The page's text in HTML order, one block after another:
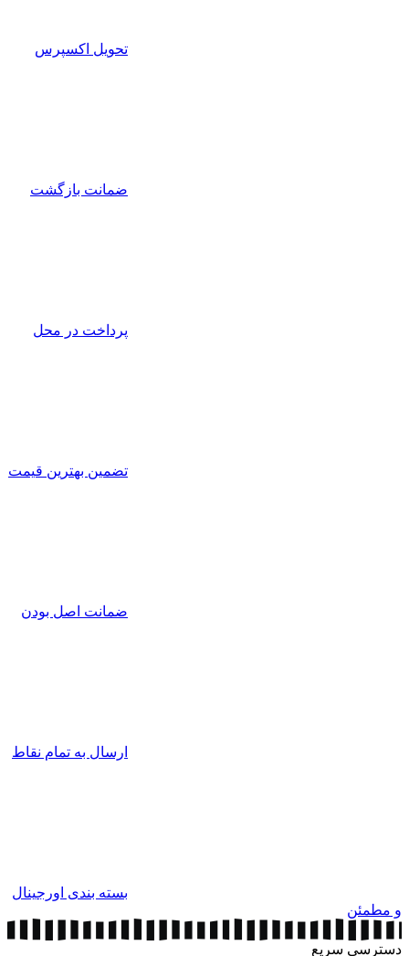
تحویل اکسپرس
ضمانت بازگشت
پرداخت در محل
تضمین بهترین قیمت
ضمانت اصل بودن
ارسال به تمام نقاط
بسته بندی اورجینال
و مطمئن
دسترسی سریع